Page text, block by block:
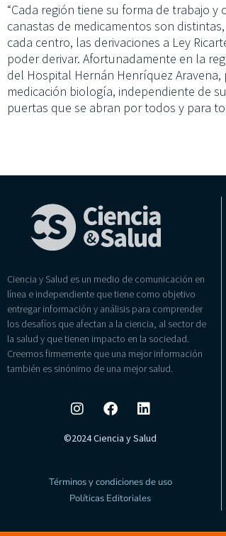
“Cada región tiene su forma de trabajo
canastas de medicamentos son
cada centro, las derivaciones a Ley
poder derivar. Afortunadamente en la
del Hospital Hernán Henríquez
medicación biología, independiente de
puertas que se abran por todos y para
Ciencia y Salud es un medio de comunicación en
línea e independiente que tiene como objetivo
entregar información y análisis para comprender
los desafíos que afectan a la ciencia, al sector de
la salud y que tienen impacto en la sociedad.
Creemos firmemente que una mejor información
también es sinónimo de una mejor salud.
©2024 Ciencia y Salud
Términos y condiciones de uso
Políticas Editoriales